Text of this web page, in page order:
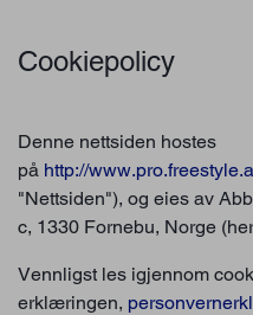
Cookiepolicy
Denne nettsiden hostes
på http://
"Nettsiden"), og eies av
c, 1330 Fornebu, Norge
Vennligst les igjennom
erklæringen,